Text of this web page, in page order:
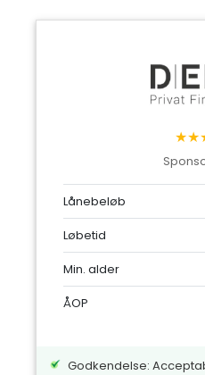
Lånebeløb
Løbetid
Min. alder
ÅOP
Godkendelse: